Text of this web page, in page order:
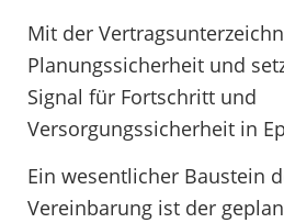
Mit der
Planungssicherheit und
Signal für Fortschritt und
Versorgungssicherheit in
Ein wesentlicher Baustein
Vereinbarung ist der